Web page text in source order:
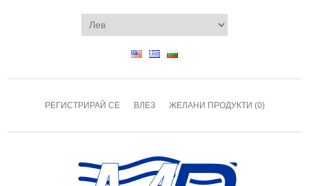
РЕГИСТРИРАЙ СЕ ВЛЕЗ ЖЕЛАНИ ПРОДУКТИ (0)